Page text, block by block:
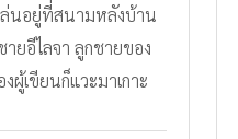
ล่นอยู่ที่สนามหลังบ้าน
ายอีไลจา ลูกชายของ
เขียนก็แวะมาเกาะ